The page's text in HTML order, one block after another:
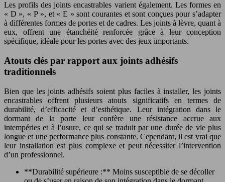
Les profils des joints encastrables varient également. Les formes en
« D », « P », et « E » sont courantes et sont conçues pour s’adapter
à différentes formes de portes et de cadres. Les joints à lèvre, quant à
eux, offrent une étanchéité renforcée grâce à leur conception
spécifique, idéale pour les portes avec des jeux importants.
Atouts clés par rapport aux joints adhésifs
traditionnels
Bien que les joints adhésifs soient plus faciles à installer, les joints
encastrables offrent plusieurs atouts significatifs en termes de
durabilité, d’efficacité et d’esthétique. Leur intégration dans le
dormant de la porte leur confère une résistance accrue aux
intempéries et à l’usure, ce qui se traduit par une durée de vie plus
longue et une performance plus constante. Cependant, il est vrai que
leur installation est plus complexe et peut nécessiter l’intervention
d’un professionnel.
**Durabilité supérieure :** Moins susceptible de se décoller